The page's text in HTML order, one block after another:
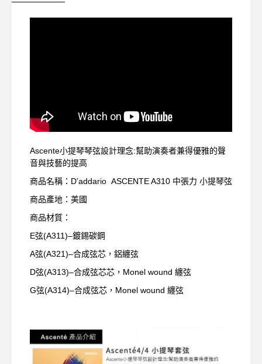
Ascente小提琴琴弦設計理念:幫助演奏者兼得優雅的聲
音與技藝的提高
商品名稱：D’addario ASCENTE A310 中張力 小提琴弦
商品產地：美國
商品材質：
E弦(A311)–鍍錫碳鋼
A弦(A321)–合成弦芯，鋁纏弦
D弦(A313)–合成弦芯芯，Monel wound 纏弦
G弦(A314)–合成弦芯，Monel wound 纏弦